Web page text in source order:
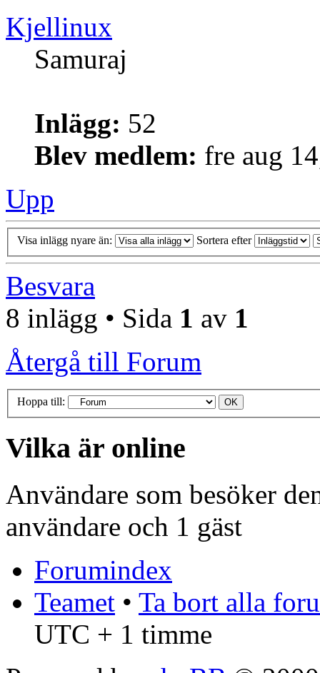
Kjellinux
Samuraj
Inlägg: 52
Blev medlem: fre aug
Upp
Visa inlägg nyare än: Sortera efter
Besvara
8 inlägg • Sida 1 av 1
Återgå till Forum
Hoppa till:
Vilka är online
Användare som besöker
användare och 1 gäst
Forumindex
Teamet • Ta bort alla
UTC + 1 timme